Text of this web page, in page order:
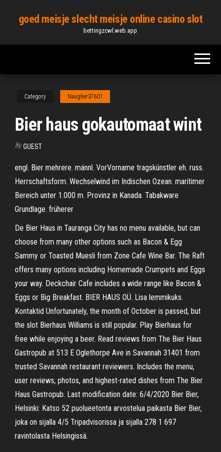
content
goed meisje slecht meisje online casino slot
bettingzcwl.web.app
Category Naugher37601
Bier haus gokautomaat wint
By GUEST
engl. Bier mehrere. männl. VorVorname tragskünstler eh. russ.
Herrschaftsform. Wechselwind im Indischen Ozean. maritimer
Bereich unter 1.000 m. Provinz in Kanada. Tabakware
Grundlage. früherer
De Bier Haus in Tauranga City has no menu available, but can
choose from many other options such as Bacon & Egg
Sammy or Toasted Muesli from Zone Cafe Wine Bar. The Raft
offers many options including Homemade Crumpets and Eggs
your way. Deckchair Cafe includes a wide range like Bacon &
Eggs or Big Breakfast. BIER HAUS OÜ. Lisa lemmikuks.
Kontaktid Unfortunately, the month of October is passed, but
the slot Bierhaus Williams is still popular. Play Bierhaus for
free while enjoying a beer. Read reviews from The Bier Haus
Gastropub at 513 E Oglethorpe Ave in Savannah 31401 from
trusted Savannah restaurant reviewers. Includes the menu,
user reviews, photos, and highest-rated dishes from The Bier
Haus Gastropub. Last modification date: 6/4/2020 Bier Bier,
Helsinki: Katso 52 puolueetonta arvostelua paikasta Bier Bier,
joka on sijalla 4/5 Tripadvisorissa ja sijalla 278 1 697
ravintolasta Helsingissä.